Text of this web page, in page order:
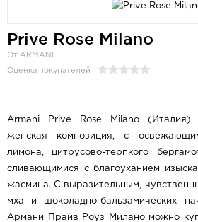
Prive Rose Milano
От ARMANI
Оценка покупателей
Armani Prive Rose Milano (Италия)
женская композиция, с
лимона, цитрусово-терпкого
сливающимися с благоуханием
жасмина. С выразительным,
мха и шоколадно-бальзамических
Армани Прайв Роуз Милано можно